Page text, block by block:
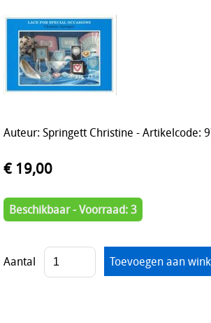
Auteur: Springett Christine - Artikelcode:
€ 19,00
Beschikbaar - Voorraad: 3
Aantal